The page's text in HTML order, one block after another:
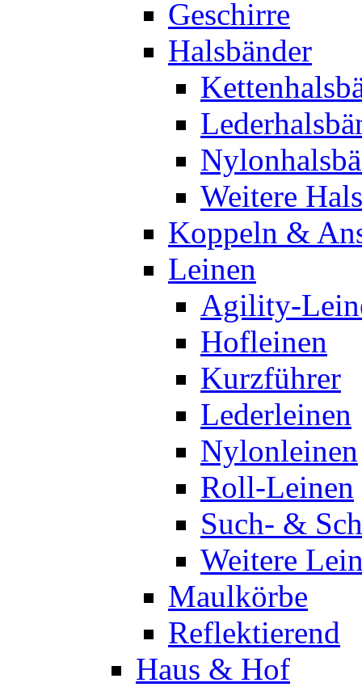
Geschirre
Halsbänder
Weitere
Koppeln &
Leinen
Agility-
Hofleinen
Kurzführer
Lederleinen
Nylonleinen
Roll-Leinen
Such- &
Weitere
Maulkörbe
Reflektierend
Haus & Hof